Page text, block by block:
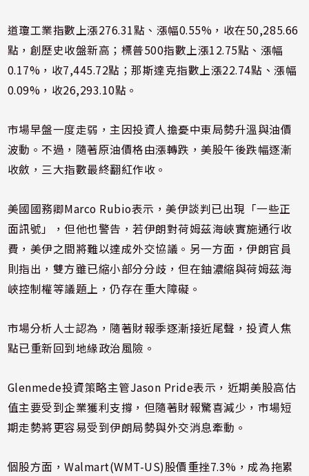
道瓊工業指數上漲276.31點、漲幅0.55%，收在50,285.66
點，創歷史收盤新高；標普500指數上漲12.75點、漲幅
0.17%，收7,445.72點；那斯達克指數上漲22.74點、漲幅
0.09%，收26,293.10點。
市場早盤一度走弱，主因投資人擔憂中東局勢升溫與油價
波動。不過，隨著原油價格由漲轉跌，美股午後跌幅逐漸
收斂，三大指數最終翻紅作收。
美國國務卿Marco Rubio表示，美伊談判已出現「一些正
面訊號」，但他也警告，若伊朗對荷姆茲海峽實施通行收
費，美伊之間將難以達成外交協議。另一方面，伊朗官員
則指出，雙方雖已縮小部分分歧，但在鈾濃縮與荷姆茲海
峽控制權等議題上，仍存在重大障礙。
市場分析人士認為，隨著財報季逐漸接近尾聲，投資人焦
點已重新回到地緣政治風險。
Glenmede投資策略主管Jason Pride表示，近期美股高估
值主要受到企業獲利支撐，但隨著財報驚喜減少，市場短
期走勢將更容易受到伊朗局勢與外交消息牽動。
個股方面，Walmart(WMT-US)股價重挫7.3%，成為拖累